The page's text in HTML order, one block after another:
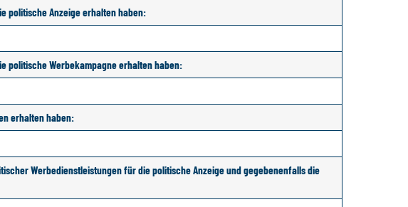
politische Anzeige erhalten haben:
politische Werbekampagne erhalten haben:
erhalten haben:
Werbedienstleistungen für die politische Anzeige und gegebenenfalls die